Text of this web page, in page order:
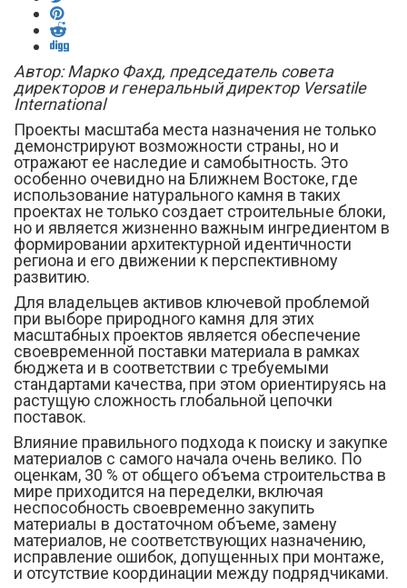
Автор: Марко Фахд, председатель совета
директоров и генеральный директор Versatile
International
Проекты масштаба места назначения не только
демонстрируют возможности страны, но и
отражают ее наследие и самобытность. Это
особенно очевидно на Ближнем Востоке, где
использование натурального камня в таких
проектах не только создает строительные блоки,
но и является жизненно важным ингредиентом в
формировании архитектурной идентичности
региона и его движении к перспективному
развитию.
Для владельцев активов ключевой проблемой
при выборе природного камня для этих
масштабных проектов является обеспечение
своевременной поставки материала в рамках
бюджета и в соответствии с требуемыми
стандартами качества, при этом ориентируясь на
растущую сложность глобальной цепочки
поставок.
Влияние правильного подхода к поиску и закупке
материалов с самого начала очень велико. По
оценкам, 30 % от общего объема строительства в
мире приходится на переделки, включая
неспособность своевременно закупить
материалы в достаточном объеме, замену
материалов, не соответствующих назначению,
исправление ошибок, допущенных при монтаже,
и отсутствие координации между подрядчиками.